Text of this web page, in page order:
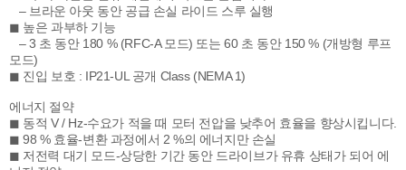
– 브라운 아웃 동안 공급 손실 라이드 스루 실행
◼ 높은 과부하 기능
– 3 초 동안 180 % (RFC-A 모드) 또는 60 초 동안 150 % (개방형 루프
모드)
◼ 진입 보호 : IP21-UL 공개 Class (NEMA 1)
에너지 절약
◼ 동적 V / Hz-수요가 적을 때 모터 전압을 낮추어 효율을 향상시킵니다.
◼ 98 % 효율-변환 과정에서 2 %의 에너지만 손실
◼ 저전력 대기 모드-상당한 기간 동안 드라이브가 유휴 상태가 되어 에